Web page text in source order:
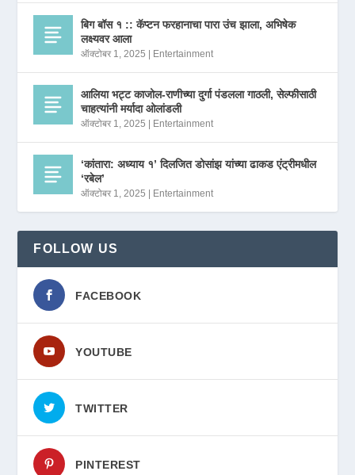
बिग बॉस १ :: कॅप्टन फरहानाचा पारा उंच झाला, अभिषेक
लक्ष्यवर आला
ऑक्टोबर 1, 2025 | Entertainment
आलिया भट्ट काजोल-राणीच्या दुर्गा पंडलला गाठली, सेल्फीसाठी
चाहत्यांनी मर्यादा ओलांडली
ऑक्टोबर 1, 2025 | Entertainment
‘कांतारा: अध्याय १’ दिलजित डोसांझ यांच्या ढाकड एंट्रीमधील
‘रबेल’
ऑक्टोबर 1, 2025 | Entertainment
FOLLOW US
FACEBOOK
YOUTUBE
TWITTER
PINTEREST